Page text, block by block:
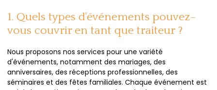
1. Quels types d'événements pouvez-
vous couvrir en tant que traiteur ?
Nous proposons nos services pour une variété
d'événements, notamment des mariages, des
anniversaires, des réceptions professionnelles, des
séminaires et des fêtes familiales. Chaque événement est